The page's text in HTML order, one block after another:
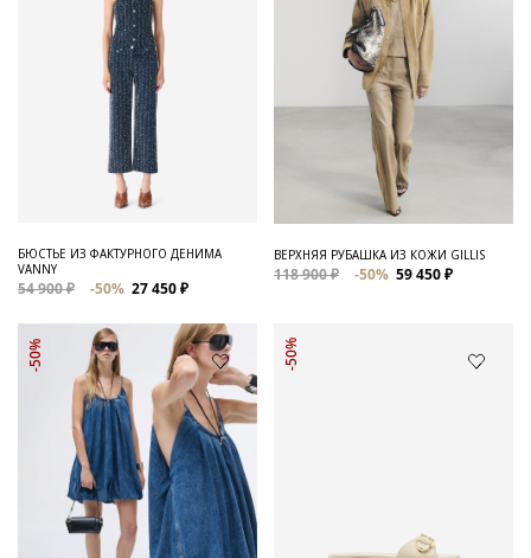
БЮСТЬЕ ИЗ ФАКТУРНОГО ДЕНИМА
VANNY
54 900 ₽ -50% 27 450 ₽
ВЕРХНЯЯ РУБАШКА ИЗ КОЖИ GILLIS
118 900 ₽ -50% 59 450 ₽
-50% -50%